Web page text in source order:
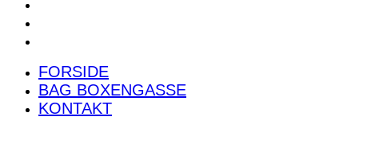
FORSIDE
BAG BOXENGASSE
KONTAKT